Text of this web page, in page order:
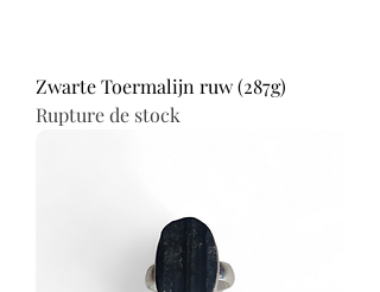
Zwarte Toermalijn ruw (287g)
Rupture de stock